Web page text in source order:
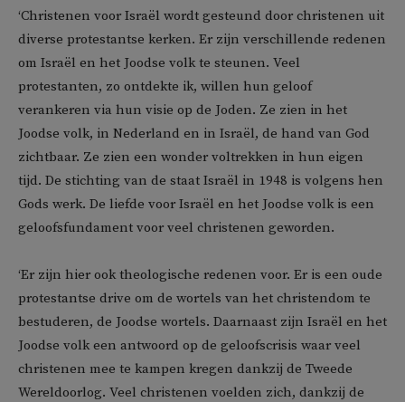
‘Christenen voor Israël wordt gesteund door christenen uit
diverse protestantse kerken. Er zijn verschillende redenen
om Israël en het Joodse volk te steunen. Veel
protestanten, zo ontdekte ik, willen hun geloof
verankeren via hun visie op de Joden. Ze zien in het
Joodse volk, in Nederland en in Israël, de hand van God
zichtbaar. Ze zien een wonder voltrekken in hun eigen
tijd. De stichting van de staat Israël in 1948 is volgens hen
Gods werk. De liefde voor Israël en het Joodse volk is een
geloofsfundament voor veel christenen geworden.
‘Er zijn hier ook theologische redenen voor. Er is een oude
protestantse drive om de wortels van het christendom te
bestuderen, de Joodse wortels. Daarnaast zijn Israël en het
Joodse volk een antwoord op de geloofscrisis waar veel
christenen mee te kampen kregen dankzij de Tweede
Wereldoorlog. Veel christenen voelden zich, dankzij de